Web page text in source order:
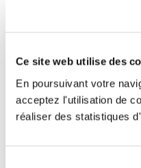
Ce site web utilise des
En poursuivant votre
acceptez l'utilisation de
réaliser des statistiques
Transport
Abattoir
Partenaire Climat
Alimentation de